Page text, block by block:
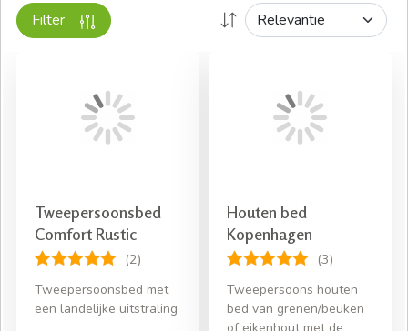
gemonteerd door onze vakkundige monteurs. In een
handomdraai wordt uw bedombouw 160x220
andere klanten onze service ervaren,
bekijk hier onze
Filter
Tweepersoonsbed
Comfort Rustic
(2)
Tweepersoonsbed met
een landelijke uitstraling
Houten bed
Kopenhagen
(3)
Tweepersoons houten
bed van grenen/beuken
of eikenhout met de